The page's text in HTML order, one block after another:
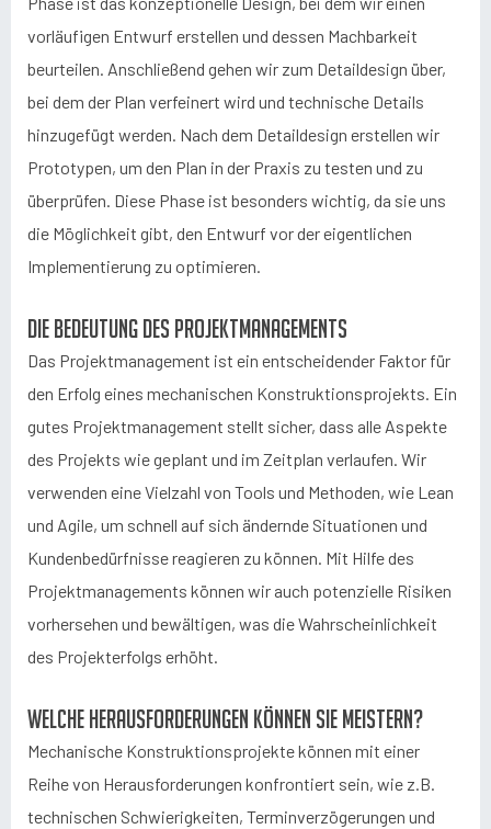
vorläufigen Entwurf erstellen und dessen Machbarkeit
beurteilen. Anschließend gehen wir zum Detaildesign über,
bei dem der Plan verfeinert wird und technische Details
hinzugefügt werden. Nach dem Detaildesign erstellen wir
Prototypen, um den Plan in der Praxis zu testen und zu
überprüfen. Diese Phase ist besonders wichtig, da sie uns
die Möglichkeit gibt, den Entwurf vor der eigentlichen
Implementierung zu optimieren.
Die Bedeutung des Projektmanagements
Das Projektmanagement ist ein entscheidender Faktor für
den Erfolg eines mechanischen Konstruktionsprojekts. Ein
gutes Projektmanagement stellt sicher, dass alle Aspekte
des Projekts wie geplant und im Zeitplan verlaufen. Wir
verwenden eine Vielzahl von Tools und Methoden, wie Lean
und Agile, um schnell auf sich ändernde Situationen und
Kundenbedürfnisse reagieren zu können. Mit Hilfe des
Projektmanagements können wir auch potenzielle Risiken
vorhersehen und bewältigen, was die Wahrscheinlichkeit
des Projekterfolgs erhöht.
Welche Herausforderungen können Sie meistern?
Mechanische Konstruktionsprojekte können mit einer
Reihe von Herausforderungen konfrontiert sein, wie z.B.
technischen Schwierigkeiten, Terminverzögerungen und